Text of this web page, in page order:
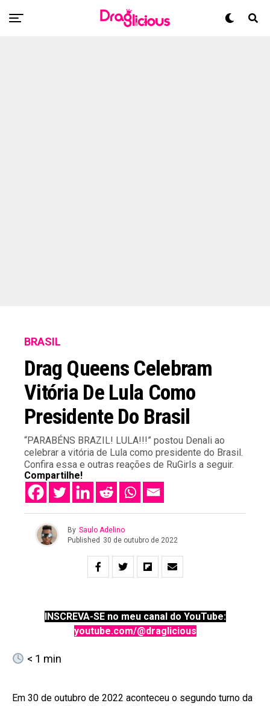
BRASIL
Drag Queens Celebram
Vitória De Lula Como
Presidente Do Brasil
“PARABÉNS BRAZIL! LULA!!!” postou Denali ao
celebrar a vitória de Lula como presidente do Brasil.
Confira essa e outras reações de RuGirls a seguir.
Compartilhe!
By Saulo Adelino
Published 30 de outubro de 2022
INSCREVA-SE no meu canal do YouTube:
youtube.com/@draglicious
< 1 min
Em 30 de outubro de 2022 aconteceu o segundo turno da